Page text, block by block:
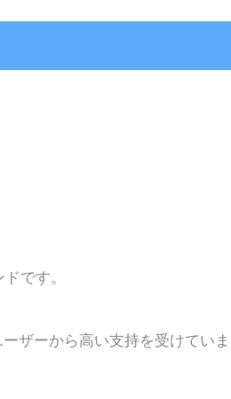
です。
ザーから高い支持を受けていま